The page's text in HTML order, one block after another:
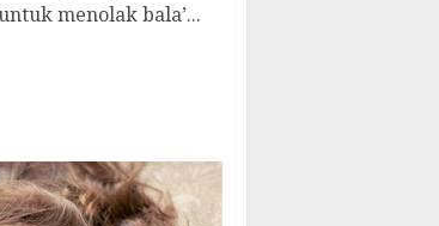
menolak bala’...